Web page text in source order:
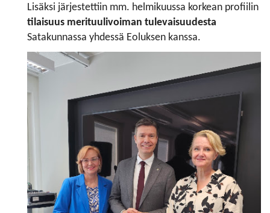
Lisäksi järjestettiin mm. helmikuussa korkean profiilin
tilaisuus merituulivoiman tulevaisuudesta
Satakunnassa yhdessä Eoluksen kanssa.